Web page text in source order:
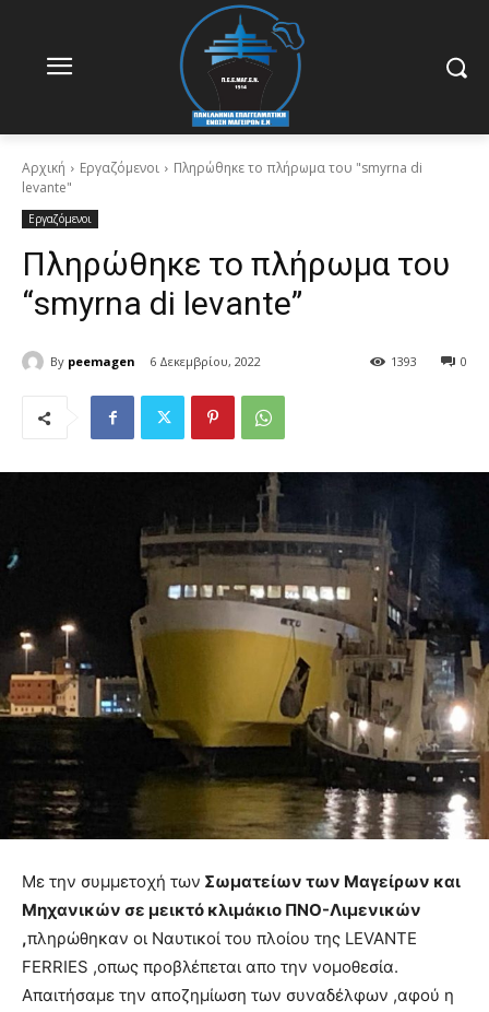
Αρχική Εργαζόμενοι
Πληρώθηκε το πλήρωμα του "smyrna di
levante"
Εργαζόμενοι
Πληρώθηκε το πλήρωμα του
“smyrna di levante”
By peemagen 6 Δεκεμβρίου, 2022 0
1393
Με την συμμετοχή των Σωματείων των Μαγείρων και
Μηχανικών σε μεικτό κλιμάκιο ΠΝΟ-Λιμενικών
,πληρώθηκαν οι Ναυτικοί του πλοίου της LEVANTE
FERRIES ,οπως προβλέπεται απο την νομοθεσία.
Απαιτήσαμε την αποζημίωση των συναδέλφων ,αφού η